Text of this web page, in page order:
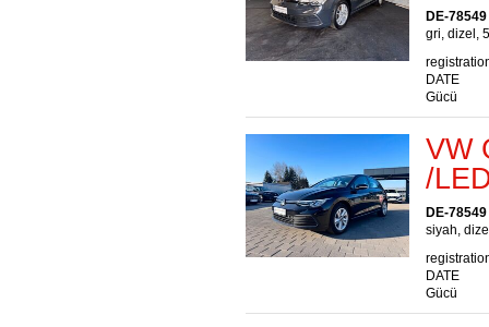
DE-
gri, dizel,
DATE
Gücü
VW
/
DE-
siyah,
DATE
Gücü